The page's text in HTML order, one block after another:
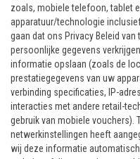
zoals, mobiele telefoon, tablet
apparatuur/technologie
gaan dat ons Privacy Beleid
persoonlijke gegevens
informatie opslaan (zoals de
prestatiegegevens van uw
verbinding specificaties, IP-
interacties met andere retail-
gebruik van mobiele vouchers).
netwerkinstellingen heeft
wij deze informatie